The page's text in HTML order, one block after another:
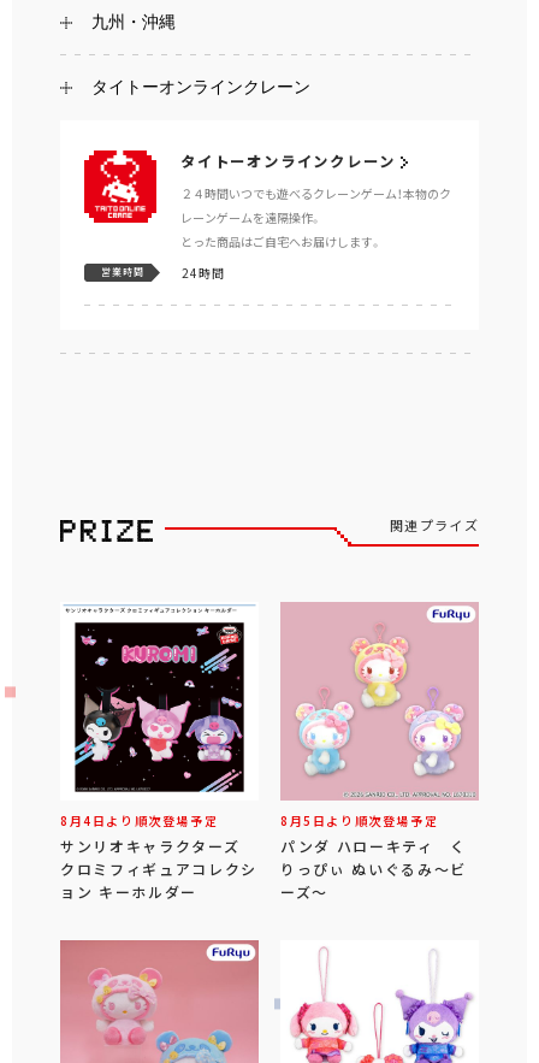
九州・沖縄
タイトーオンラインクレーン
タイトーオンラインクレーン
２４時間いつでも遊べるクレーンゲーム！本物のク
レーンゲームを遠隔操作。
とった商品はご自宅へお届けします。
営業時間 24時間
関連プライズ
8月4日より順次登場予定
サンリオキャラクターズ
クロミフィギュアコレクシ
ョン キーホルダー
8月5日より順次登場予定
パンダ ハローキティ く
りっぴぃ ぬいぐるみ～ビ
ーズ～